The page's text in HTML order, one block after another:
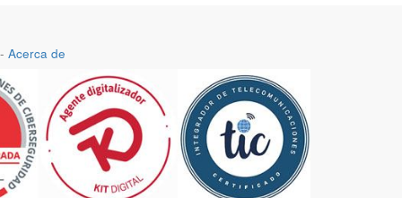
- Acerca de